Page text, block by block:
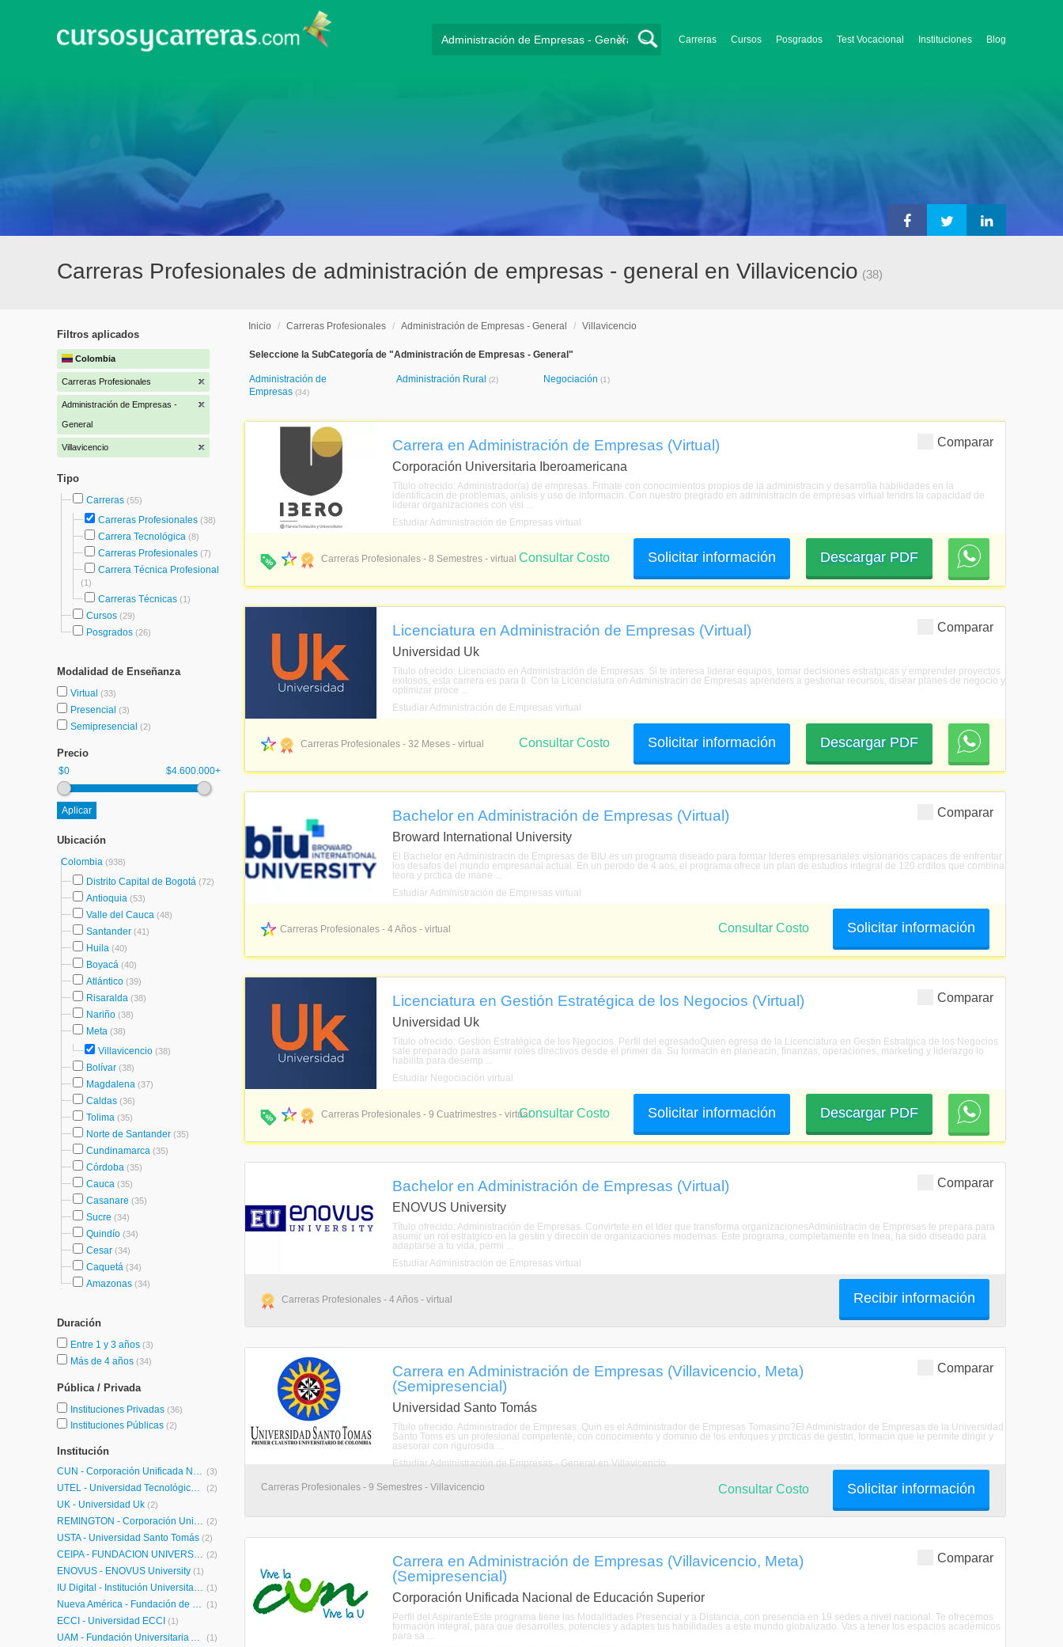
Carreras Cursos Posgrados Test Vocacional Instituciones Blog
X
Carreras Profesionales de administración de empresas - general en Villavicencio (38)
Filtros aplicados
Colombia
Carreras Profesionales
Administración de Empresas -
General
Villavicencio
Tipo
Carreras (55)
Carreras Profesionales (38)
Carrera Tecnológica (8)
Carreras Profesionales (7)
Carrera Técnica Profesional
(1)
Carreras Técnicas (1)
Cursos (29)
Posgrados (26)
Modalidad de Enseñanza
Virtual (33)
Presencial (3)
Semipresencial (2)
Precio
$0 $4.600.000+
Ubicación
Colombia (938)
Distrito Capital de Bogotá (72)
Antioquia (53)
Valle del Cauca (48)
Santander (41)
Huila (40)
Boyacá (40)
Atlántico (39)
Risaralda (38)
Nariño (38)
Meta (38)
Villavicencio (38)
Bolívar (38)
Magdalena (37)
Caldas (36)
Tolima (35)
Norte de Santander (35)
Cundinamarca (35)
Córdoba (35)
Cauca (35)
Casanare (35)
Sucre (34)
Quindío (34)
Cesar (34)
Caquetá (34)
Amazonas (34)
Duración
Entre 1 y 3 años (3)
Más de 4 años (34)
Pública / Privada
Instituciones Privadas (36)
Instituciones Públicas (2)
Institución
CUN - Corporación Unificada Nacional de Educación Superior (3)
UTEL - Universidad Tecnológica Latinoamericana en Línea Colombia (2)
UK - Universidad Uk (2)
REMINGTON - Corporación Universitaria Remington (2)
USTA - Universidad Santo Tomás (2)
CEIPA - FUNDACION UNIVERSITARIA-CEIPA- (2)
ENOVUS - ENOVUS University (1)
IU Digital - Institución Universitaria Digital de Antioquia (1)
Nueva América - Fundación de Educación Superior (1)
ECCI - Universidad ECCI (1)
UAM - Fundación Universitaria Autónoma de las Américas (1)
Inicio / Carreras Profesionales / Administración de Empresas - General / Villavicencio
Seleccione la SubCategoría de "Administración de Empresas - General"
Administración de
Empresas (34)
Administración Rural (2) Negociación (1)
Comparar
Carrera en Administración de Empresas (Virtual)
Corporación Universitaria Iberoamericana
Título ofrecido: Administrador(a) de empresas. Frmate con conocimientos propios de la administracin y desarrolla habilidades en la
identificacin de problemas, anlisis y uso de informacin. Con nuestro pregrado en administracin de empresas virtual tendrs la capacidad de
liderar organizaciones con visi ...
Estudiar Administración de Empresas virtual
Carreras Profesionales - 8 Semestres - virtual Descargar PDF
Solicitar información
Consultar Costo
Comparar
Licenciatura en Administración de Empresas (Virtual)
Universidad Uk
Título ofrecido: Licenciado en Administración de Empresas. Si te interesa liderar equipos, tomar decisiones estratgicas y emprender proyectos
exitosos, esta carrera es para ti. Con la Licenciatura en Administracin de Empresas aprenders a gestionar recursos, disear planes de negocio y
optimizar proce ...
Estudiar Administración de Empresas virtual
Carreras Profesionales - 32 Meses - virtual Descargar PDF
Solicitar información
Consultar Costo
Comparar
Bachelor en Administración de Empresas (Virtual)
Broward International University
El Bachelor en Administracin de Empresas de BIU es un programa diseado para formar lderes empresariales visionarios capaces de enfrentar
los desafos del mundo empresarial actual. En un perodo de 4 aos, el programa ofrece un plan de estudios integral de 120 crditos que combina
teora y prctica de mane ...
Estudiar Administración de Empresas virtual
Carreras Profesionales - 4 Años - virtual Solicitar información
Consultar Costo
Comparar
Licenciatura en Gestión Estratégica de los Negocios (Virtual)
Universidad Uk
Título ofrecido: Gestión Estratégica de los Negocios. Perfil del egresadoQuien egresa de la Licenciatura en Gestin Estratgica de los Negocios
sale preparado para asumir roles directivos desde el primer da. Su formacin en planeacin, finanzas, operaciones, marketing y liderazgo lo
habilita para desemp ...
Estudiar Negociación virtual
Carreras Profesionales - 9 Cuatrimestres - virtual Descargar PDF
Solicitar información
Consultar Costo
Comparar
Bachelor en Administración de Empresas (Virtual)
ENOVUS University
Título ofrecido: Administración de Empresas. Convirtete en el lder que transforma organizacionesAdministracin de Empresas te prepara para
asumir un rol estratgico en la gestin y direccin de organizaciones modernas. Este programa, completamente en lnea, ha sido diseado para
adaptarse a tu vida, permi ...
Estudiar Administración de Empresas virtual
Carreras Profesionales - 4 Años - virtual Recibir información
Comparar
Carrera en Administración de Empresas (Villavicencio, Meta)
(Semipresencial)
Universidad Santo Tomás
Título ofrecido: Administrador de Empresas. Quin es el Administrador de Empresas Tomasino?El Administrador de Empresas de la Universidad
Santo Toms es un profesional competente, con conocimiento y dominio de los enfoques y prcticas de gestin, formacin que le permite dirigir y
asesorar con rigurosida ...
Estudiar Administración de Empresas - General en Villavicencio
Carreras Profesionales - 9 Semestres - Villavicencio Solicitar información
Consultar Costo
Comparar
Carrera en Administración de Empresas (Villavicencio, Meta)
(Semipresencial)
Corporación Unificada Nacional de Educación Superior
Perfil del AspiranteEste programa tiene las Modalidades Presencial y a Distancia, con presencia en 19 sedes a nivel nacional. Te ofrecemos
formación integral, para que desarrolles, potencies y adaptes tus habilidades a este mundo globalizado. Vas a tener los espacios académicos
para sa ...